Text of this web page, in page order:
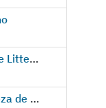
The Introduction to the Marine Litter Issue
Muestra fotográfica: "La belleza de la geometría islámica"